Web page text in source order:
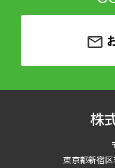
株
東京都新宿